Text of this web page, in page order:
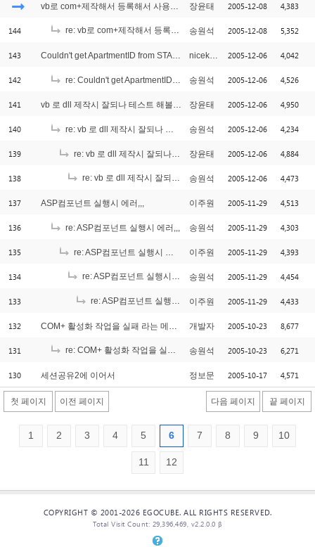
vb로 com+제작해서 등록해서 사용합니다. 그런데; 장윤태 2005-12-08 4,383
144 re: vb로 com+제작해서 등록해서 사용합니다. 그런데; [2]
송원석 2005-12-08 5,352
143 Couldn't get ApartmentID from STAPool 메시지 nicekang 2005-12-06 4,042
142 re: Couldn't get ApartmentID from STAPool 메시지 송원석 2005-12-06 4,526
141 vb 로 dll 제작시 잘되나 테스트 해볼려고 하는데 안되내요;; 장윤태 2005-12-06 4,950
140 re: vb 로 dll 제작시 잘되나 테스트 해볼려고 하는데 안되내요;; 송원석 2005-12-06 4,234
139 re: vb 로 dll 제작시 잘되나 테스트 해볼려고 하는데 안되내요;; 장윤태 2005-12-06 4,884
138 re: vb 로 dll 제작시 잘되나 테스트 해볼려고 하는데 안되내요;; 송원석 2005-12-06 4,473
137 ASP컴포넌트 실행시 에러,,, 이주원 2005-11-29 4,513
136 re: ASP컴포넌트 실행시 에러,,, 송원석 2005-11-29 4,303
135 re: ASP컴포넌트 실행시 에러,,, 이주원 2005-11-29 4,393
134 re: ASP컴포넌트 실행시 에러,,, [1]
송원석 2005-11-29 4,454
133 re: ASP컴포넌트 실행시 에러,,, [3]
이주원 2005-11-29 4,433
132 COM+ 활성화 작업을 실패 라는 메세지.. 개발자 2005-10-23 8,677
131 re: COM+ 활성화 작업을 실패 라는 메세지.. [2]
송원석 2005-10-23 6,271
130 세션공유2에 이어서 정보문 2005-10-17 4,571
첫 페이지 이전 페이지 다음 페이지 끝 페이지
1 2 3 4 5 6 7 8 9 10
11 12
COPYRIGHT © 2001-2026 EGOCUBE. ALL RIGHTS RESERVED.
Total Visit Count: 29,396,469, v2.2.0.0 β